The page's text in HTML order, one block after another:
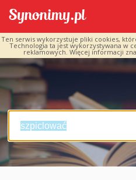
Ten serwis wykorzystuje pliki cookies,
Technologia ta jest wykorzystywana w
reklamowych. Więcej informacji